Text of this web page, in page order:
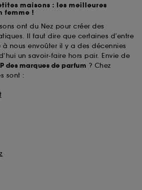
maisons : les meilleures
femme !
ont du Nez pour créer des
Il faut dire que certaines d’entre
nous envoûter il y a des décennies
un savoir-faire hors pair. Envie de
des marques de parfum ? Chez
sont :